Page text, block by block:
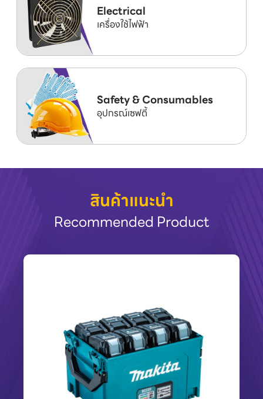
Electrical
เครื่องใช้ไฟฟ้า
Safety & Consumables
อุปกรณ์เซฟตี้
สินค้าแนะนำ
Recommended Product